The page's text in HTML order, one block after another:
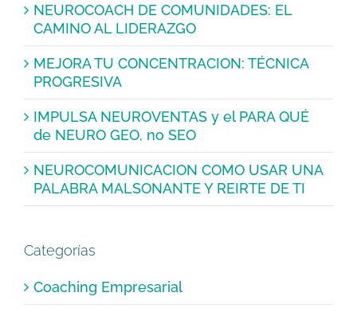
NEUROCOACH DE COMUNIDADES: EL
CAMINO AL LIDERAZGO
MEJORA TU CONCENTRACION: TÉCNICA
PROGRESIVA
IMPULSA NEUROVENTAS y el PARA QUÉ
de NEURO GEO, no SEO
NEUROCOMUNICACION COMO USAR UNA
PALABRA MALSONANTE Y REIRTE DE TI
Categorías
Coaching Empresarial